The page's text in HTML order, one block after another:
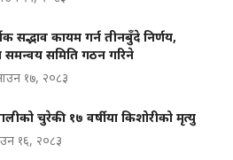
सद्भाव कायम गर्न तीनबुँदे निर्णय,
समन्वय समिति गठन गरिने
१७, २०८३
चुरेकी १७ वर्षीया किशोरीको मृत्यु
१६, २०८३